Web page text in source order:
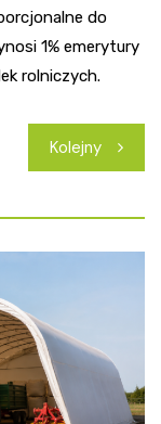
do
1% emerytury
rolniczych.
Kolejny